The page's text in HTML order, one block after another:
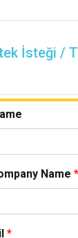
İsteği /
Name *
*